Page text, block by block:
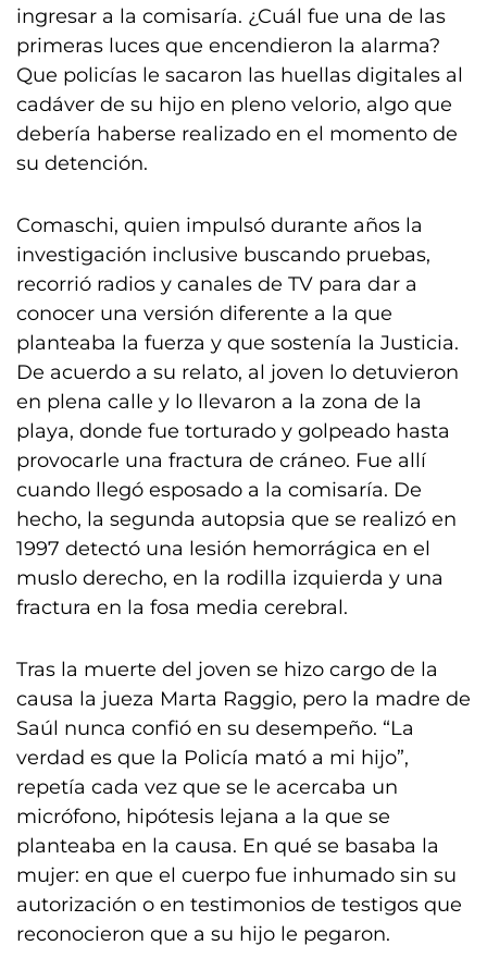
ingresar a la comisaría. ¿Cuál fue una de las
primeras luces que encendieron la alarma?
Que policías le sacaron las huellas digitales al
cadáver de su hijo en pleno velorio, algo que
debería haberse realizado en el momento de
su detención.
Comaschi, quien impulsó durante años la
investigación inclusive buscando pruebas,
recorrió radios y canales de TV para dar a
conocer una versión diferente a la que
planteaba la fuerza y que sostenía la Justicia.
De acuerdo a su relato, al joven lo detuvieron
en plena calle y lo llevaron a la zona de la
playa, donde fue torturado y golpeado hasta
provocarle una fractura de cráneo. Fue allí
cuando llegó esposado a la comisaría. De
hecho, la segunda autopsia que se realizó en
1997 detectó una lesión hemorrágica en el
muslo derecho, en la rodilla izquierda y una
fractura en la fosa media cerebral.
Tras la muerte del joven se hizo cargo de la
causa la jueza Marta Raggio, pero la madre de
Saúl nunca confió en su desempeño. “La
verdad es que la Policía mató a mi hijo”,
repetía cada vez que se le acercaba un
micrófono, hipótesis lejana a la que se
planteaba en la causa. En qué se basaba la
mujer: en que el cuerpo fue inhumado sin su
autorización o en testimonios de testigos que
reconocieron que a su hijo le pegaron.